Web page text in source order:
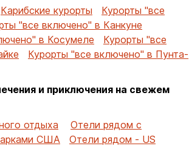
Карибские курорты
Курорты "все
"все включено" в Канкуне
в Косумеле
Курорты "все
Курорты "все включено" в Пунта-
и приключения на свежем
отдыха
Отели рядом с
США
Отели рядом - US